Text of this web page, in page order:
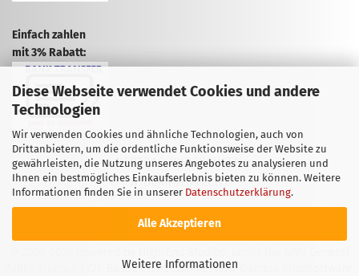
Diese Webseite verwendet Cookies und andere
Technologien
Wir verwenden Cookies und ähnliche Technologien, auch von
Drittanbietern, um die ordentliche Funktionsweise der Website zu
gewährleisten, die Nutzung unseres Angebotes zu analysieren und
Ihnen ein bestmögliches Einkaufserlebnis bieten zu können. Weitere
Informationen finden Sie in unserer Datenschutzerklärung.
Alle Akzeptieren
Weitere Informationen
Einfach zahlen
mit 3% Rabatt:
VERTRAG WIDERRUFEN
WIDERRUFSRECHT
Public License (V2). Based on: xt:Commerce & Gambio Shopsoftware.